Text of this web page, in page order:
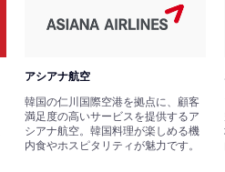
アシアナ航空
韓国の仁川国際空港を拠点に、顧客
満足度の高いサービスを提供するア
シアナ航空。韓国料理が楽しめる機
内食やホスピタリティが魅力です。